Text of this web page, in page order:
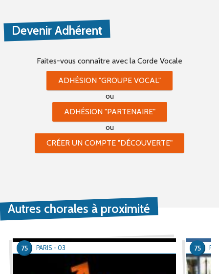
Devenir Adhérent
Faites-vous connaître avec la Corde Vocale
ADHÉSION "GROUPE VOCAL"
ou
ADHÉSION "PARTENAIRE"
ou
CRÉER UN COMPTE "DÉCOUVERTE"
Autres chorales à proximité
PARIS - 03
75 75